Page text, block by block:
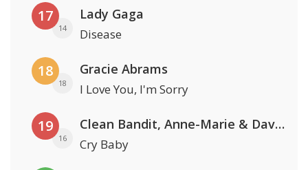
17
14
Lady Gaga
Disease
18
18
Gracie Abrams
I Love You, I'm Sorry
19
16
Clean Bandit, Anne-Marie & David Guetta
Cry Baby